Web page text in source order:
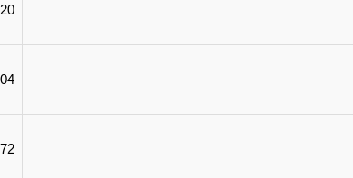
3.04
3.72